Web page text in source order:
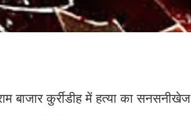
बाजार कुर्रीडीह में हत्या का सनसनीखेज